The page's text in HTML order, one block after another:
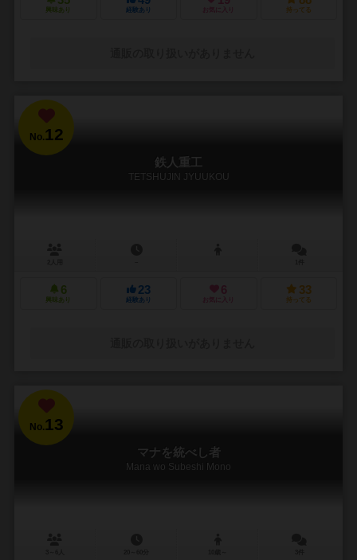
興味あり 経験あり お気に入り 持ってる
No.12
鉄人重工
TETSHUJIN JYUUKOU
6
興味あり
23
経験あり
6
お気に入り
33
持ってる
No.13
マナを統べし者
Mana wo Subeshi Mono